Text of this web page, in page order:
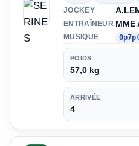
JOCKEY
ENTRAÎNEUR MME
MUSIQUE
POIDS
57,0 kg
ARRIVÉE
4